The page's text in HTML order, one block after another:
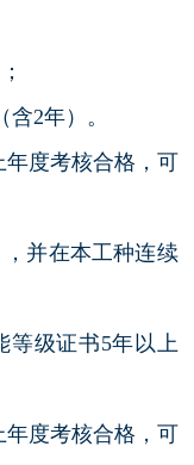
2年）。
年度考核合格，可
并在本工种连续
等级证书5年以上
年度考核合格，可